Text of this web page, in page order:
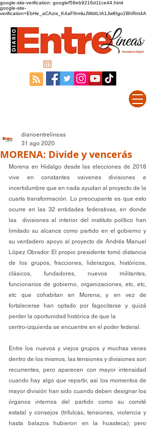
google-site-verification: googlef58eb9216d11ce44.html
google-site-
verification=EbHe_aCAzrs_K4aFIhmluJWdtLIA1Jw8Igo2BhRnt4A
MORENA: Divide y vencerás
diarioentrelineas
31 ago 2020
Morena en Hidalgo desde las elecciones de 2018
vive en constantes vaivenes divisiones e
incertidumbre que en nada ayudan al proyecto de la
cuarta transformación. Lo preocupante es que esto
ocurre en las 32 entidades federativas, en donde
las  divisiones al interior del instituto político han
limitado su alcance como partido en el gobierno y
su verdadero apoyo al proyecto de Andrés Manuel
López Obrador. El propio presidente tomó distancia
de los grupos, fracciones, liderazgos, históricos,
clásicos, fundadores, nuevos militantes,
funcionarios de gobierno, organizaciones, etc, etc,
etc que cohabitan en Morena; y en vez de
fortalecerse han optado por fagocitarse y quizá
perder la oportunidad histórica de que la
centro-izquierda se encuentre en el poder federal.
Entre los nuevos y viejos grupos y muchas veces
dentro de los mismos, las tensiones y divisiones son
recurrentes, pero aparecen con mayor intensidad
cuando hay algo que repartir, así los momentos de
mayor división han sido cuando deben designar los
órganos internos del partido como su comité
estatal y consejos (trifulcas, tensiones, violencia y
hasta balazos hubieron en la huasteca); pero